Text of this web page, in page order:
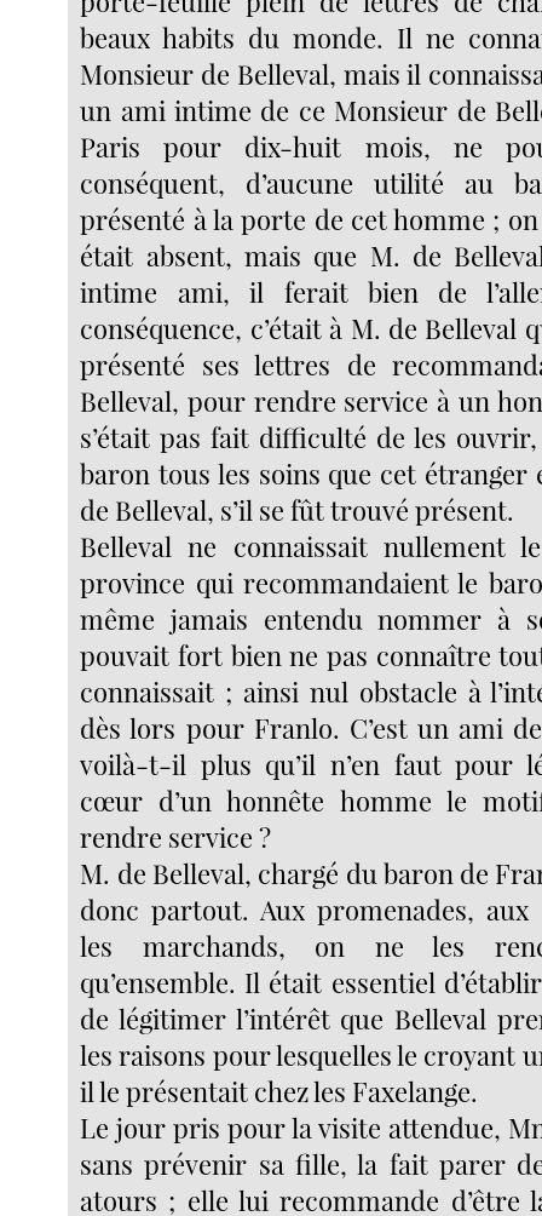
beaux habits du monde. Il ne
Monsieur de Belleval, mais il
un ami intime de ce Monsieur de
Paris pour dix-huit mois, ne
conséquent, d’aucune utilité au
présenté à la porte de cet homme ;
était absent, mais que M. de
intime ami, il ferait bien de
conséquence, c’était à M. de Belleval
présenté ses lettres de
Belleval, pour rendre service à un
s’était pas fait difficulté de les
baron tous les soins que cet étranger
de Belleval, s’il se fût trouvé présent.
Belleval ne connaissait nullement
province qui recommandaient le
même jamais entendu nommer à
pouvait fort bien ne pas connaître
connaissait ; ainsi nul obstacle à
dès lors pour Franlo. C’est un ami
voilà-t-il plus qu’il n’en faut pour
cœur d’un honnête homme le
rendre service ?
M. de Belleval, chargé du baron de
donc partout. Aux promenades, aux
les marchands, on ne les
qu’ensemble. Il était essentiel
de légitimer l’intérêt que Belleval
les raisons pour lesquelles le croyant
il le présentait chez les Faxelange.
Le jour pris pour la visite attendue,
sans prévenir sa fille, la fait parer
atours ; elle lui recommande d’être